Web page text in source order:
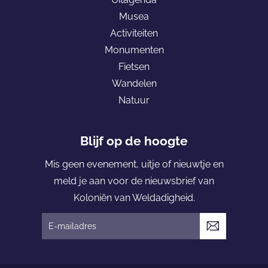
a
g
e
K
o
l
o
i
n
v
a
W
Musea
Activiteiten
Monumenten
Fietsen
Wandelen
Natuur
Blijf op de hoogte
Mis geen evenement, uitje of nieuwtje en
meld je aan voor de nieuwsbrief van
Koloniën van Weldadigheid.
V
e